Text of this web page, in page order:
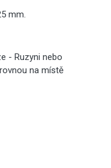
mm.
- Ruzyni nebo
na místě